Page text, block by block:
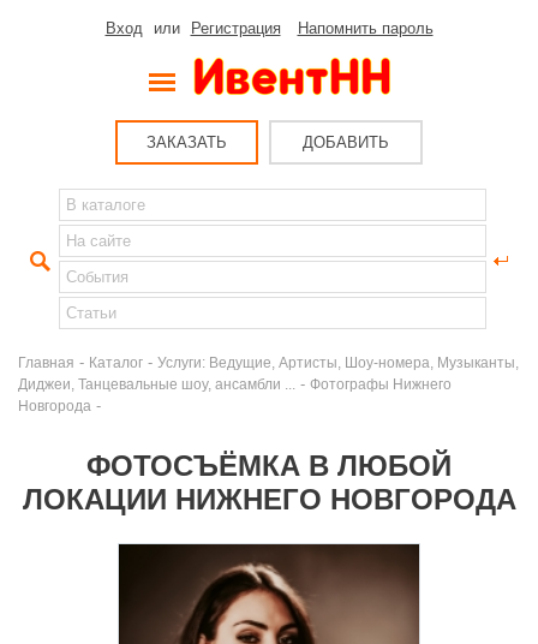
Вход или Регистрация Напомнить пароль
ЗАКАЗАТЬ ДОБАВИТЬ
Главная - Каталог - Услуги: Ведущие, Артисты, Шоу-номера, Музыканты,
Диджеи, Танцевальные шоу, ансамбли ...
- Фотографы Нижнего
Новгорода -
ФОТОСЪЁМКА В ЛЮБОЙ
ЛОКАЦИИ НИЖНЕГО НОВГОРОДА